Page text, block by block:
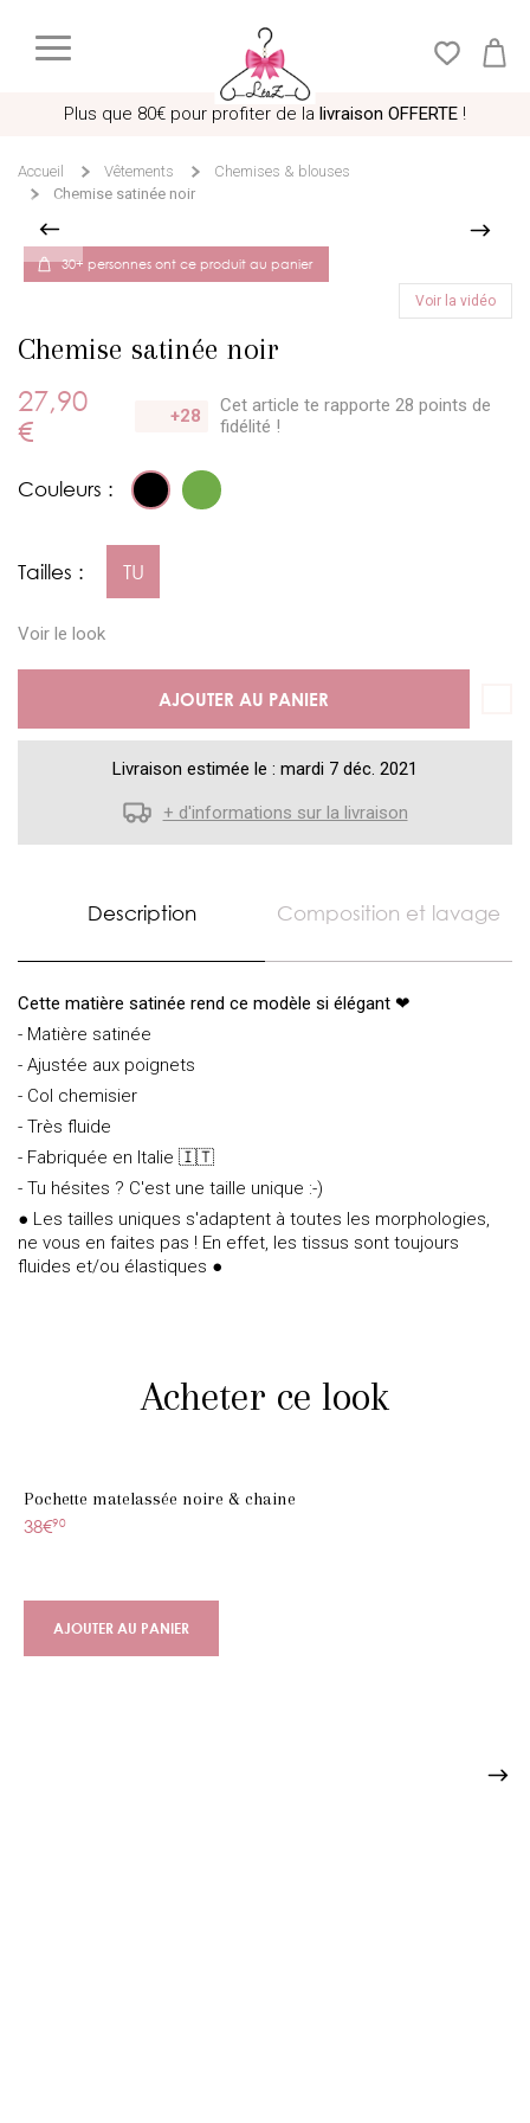
Plus que 80€ pour profiter de la livraison OFFERTE !
Accueil Vêtements
Chemises & blouses
Chemise satinée noir
Voir la vidéo
Chemise satinée noir
27,90
€
+28 Cet article te rapporte 28 points de
fidélité !
30+ personnes ont ce produit au panier
Couleurs :
Tailles : TU
Voir le look
AJOUTER AU PANIER
Livraison estimée le : mardi 7 déc. 2021
+ d'informations sur la livraison
Description Composition et lavage
Cette matière satinée rend ce modèle si élégant ❤
- Matière satinée
- Ajustée aux poignets
- Col chemisier
- Très fluide
- Fabriquée en Italie 🇮🇹
- Tu hésites ? C'est une taille unique :-)
● Les tailles uniques s'adaptent à toutes les morphologies,
ne vous en faites pas ! En effet, les tissus sont toujours
fluides et/ou élastiques ●
Acheter ce look
Pochette matelassée noire & chaine
38€90
AJOUTER AU PANIER